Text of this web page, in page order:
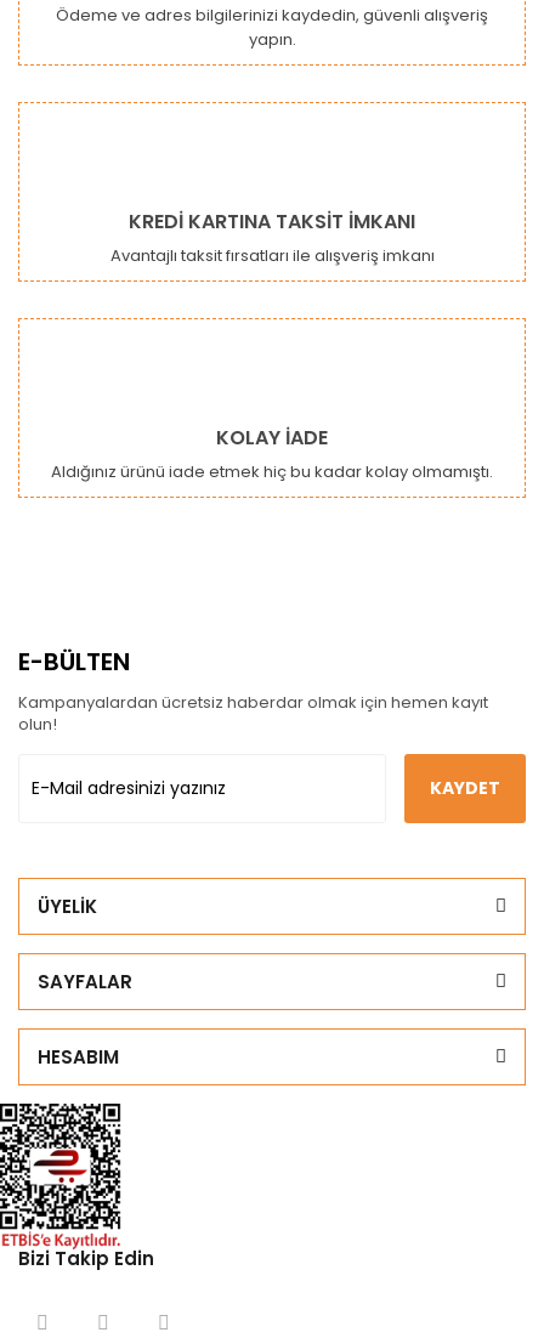
Gönder
Ödeme ve adres bilgilerinizi kaydedin, güvenli alışveriş
yapın.
KREDİ KARTINA TAKSİT İMKANI
Avantajlı taksit fırsatları ile alışveriş imkanı
KOLAY İADE
Aldığınız ürünü iade etmek hiç bu kadar kolay olmamıştı.
E-BÜLTEN
Kampanyalardan ücretsiz haberdar olmak için hemen kayıt
olun!
KAYDET
ÜYELİK
SAYFALAR
HESABIM
Bizi Takip Edin